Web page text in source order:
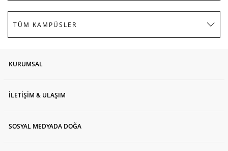
KURUMSAL
İLETİŞİM & ULAŞIM
SOSYAL MEDYADA DOĞA